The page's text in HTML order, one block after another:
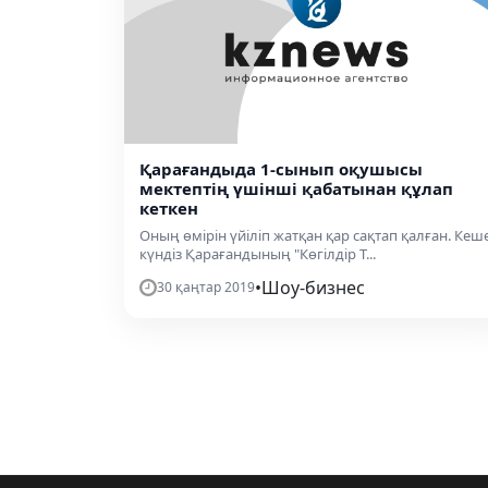
Қарағандыда 1-сынып оқушысы
мектептің үшінші қабатынан құлап
кеткен
Оның өмірін үйіліп жатқан қар сақтап қалған.
күндіз Қарағандының "Көгілдір Т...
30 қаңтар 2019•Шоу-бизнес